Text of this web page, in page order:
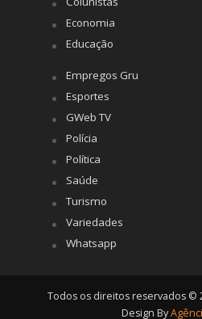
Economia
Educação
Empregos Gru
Esportes
GWeb TV
Polícia
Política
Saúde
Turismo
Variedades
Whatsapp
Todos os direitos reservados ©
Design By